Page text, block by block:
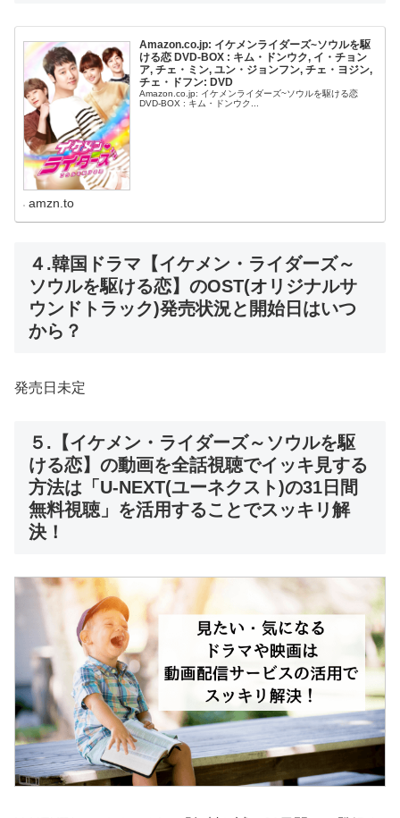
Amazon.co.jp: イケメンライダーズ~ソウルを駆
ける恋 DVD-BOX : キム・ドンウク, イ・チョン
ア, チェ・ミン, ユン・ジョンフン, チェ・ヨジン,
チェ・ドフン: DVD
Amazon.co.jp: イケメンライダーズ~ソウルを駆ける恋
DVD-BOX : キム・ドンウク...
amzn.to
４.韓国ドラマ【イケメン・ライダーズ～
ソウルを駆ける恋】のOST(オリジナルサ
ウンドトラック)発売状況と開始日はいつ
から？
発売日未定
５.【イケメン・ライダーズ～ソウルを駆
ける恋】の動画を全話視聴でイッキ見する
方法は「U-NEXT(ユーネクスト)の31日間
無料視聴」を活用することでスッキリ解
決！